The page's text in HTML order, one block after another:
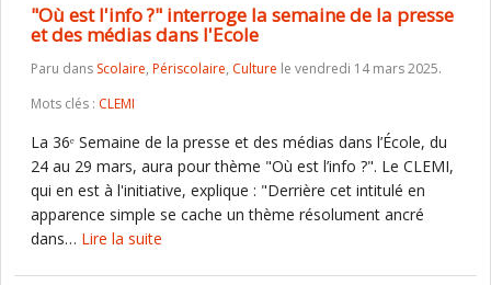
"Où est l'info ?" interroge la semaine de la presse
et des médias dans l'Ecole
Paru dans Scolaire, Périscolaire, Culture le vendredi 14 mars 2025.
Mots clés : CLEMI
La 36ᵉ Semaine de la presse et des médias dans l’École, du
24 au 29 mars, aura pour thème "Où est l’info ?". Le CLEMI,
qui en est à l'initiative, explique : "Derrière cet intitulé en
apparence simple se cache un thème résolument ancré
dans… Lire la suite